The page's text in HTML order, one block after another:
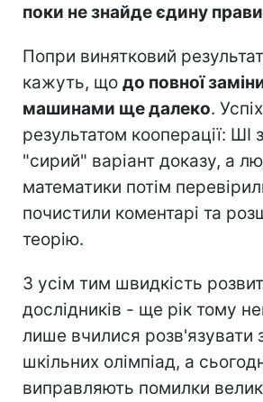
поки не знайде єдину
Попри винятковий
кажуть, що до повної
машинами ще далеко.
результатом кооперації: ШІ
"сирий" варіант доказу, а
математики потім
почистили коментарі та
теорію.
З усім тим швидкість
дослідників - ще рік тому
лише вчилися розв'язувати
шкільних олімпіад, а
виправляють помилки